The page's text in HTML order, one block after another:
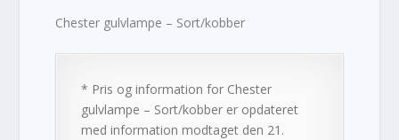
Chester gulvlampe – Sort/kobber
* Pris og information for Chester
gulvlampe – Sort/kobber er opdateret
med information modtaget den 21.